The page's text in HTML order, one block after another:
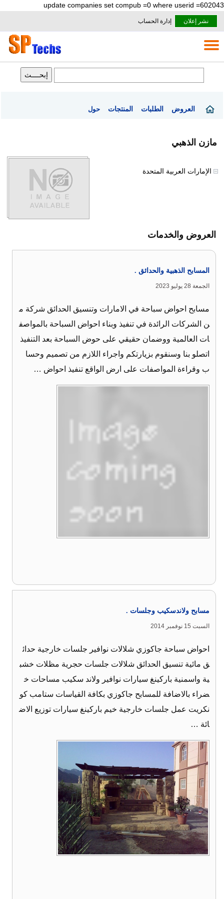
update companies set compub =0 where userid =602043
نشر إعلان إدارة الحساب
العروض الطلبات المنتجات حول
مازن الذهبي
الإمارات العربية المتحدة
العروض والخدمات
المسابح الذهبية والحدائق .
الجمعة 28 يوليو 2023
مسابح احواض سباحة في الامارات وتنسيق الحدائق شركة م
ن الشركات الرائدة في تنفيذ وبناء احواض السباحة بالمواصف
ات العالمية ووضمان حقيقي على حوض السباحة بعد التنفيذ
اتصلو بنا وسنقوم بزيارتكم واجراء اللازم من تصميم وحسا
ب وقراءة المواصفات على ارض الواقع تنفيذ احواض …
مسابح ولاندسكيب وجلسات .
السبت 15 نوفمبر 2014
احواض سباحة جاكوزي شلالات نوافير جلسات خارجية حدائ
ق مائية تنسيق الحدائق شلالات جلسات حجرية مظلات خشب
ية واسمنية باركينغ سيارات نوافير ولاند سكيب مساحات خ
ضراء بالاضافة للمسابح جاكوزي بكافة القياسات ستامب كو
نكريت عمل جلسات خارجية خيم باركينغ سيارات توزيع الاض
ائة …